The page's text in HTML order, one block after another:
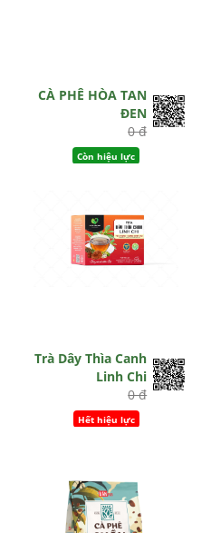
CÀ PHÊ HÒA TAN
ĐEN
0 đ
Còn hiệu lực
Trà Dây Thìa Canh
Linh Chi
0 đ
Hết hiệu lực